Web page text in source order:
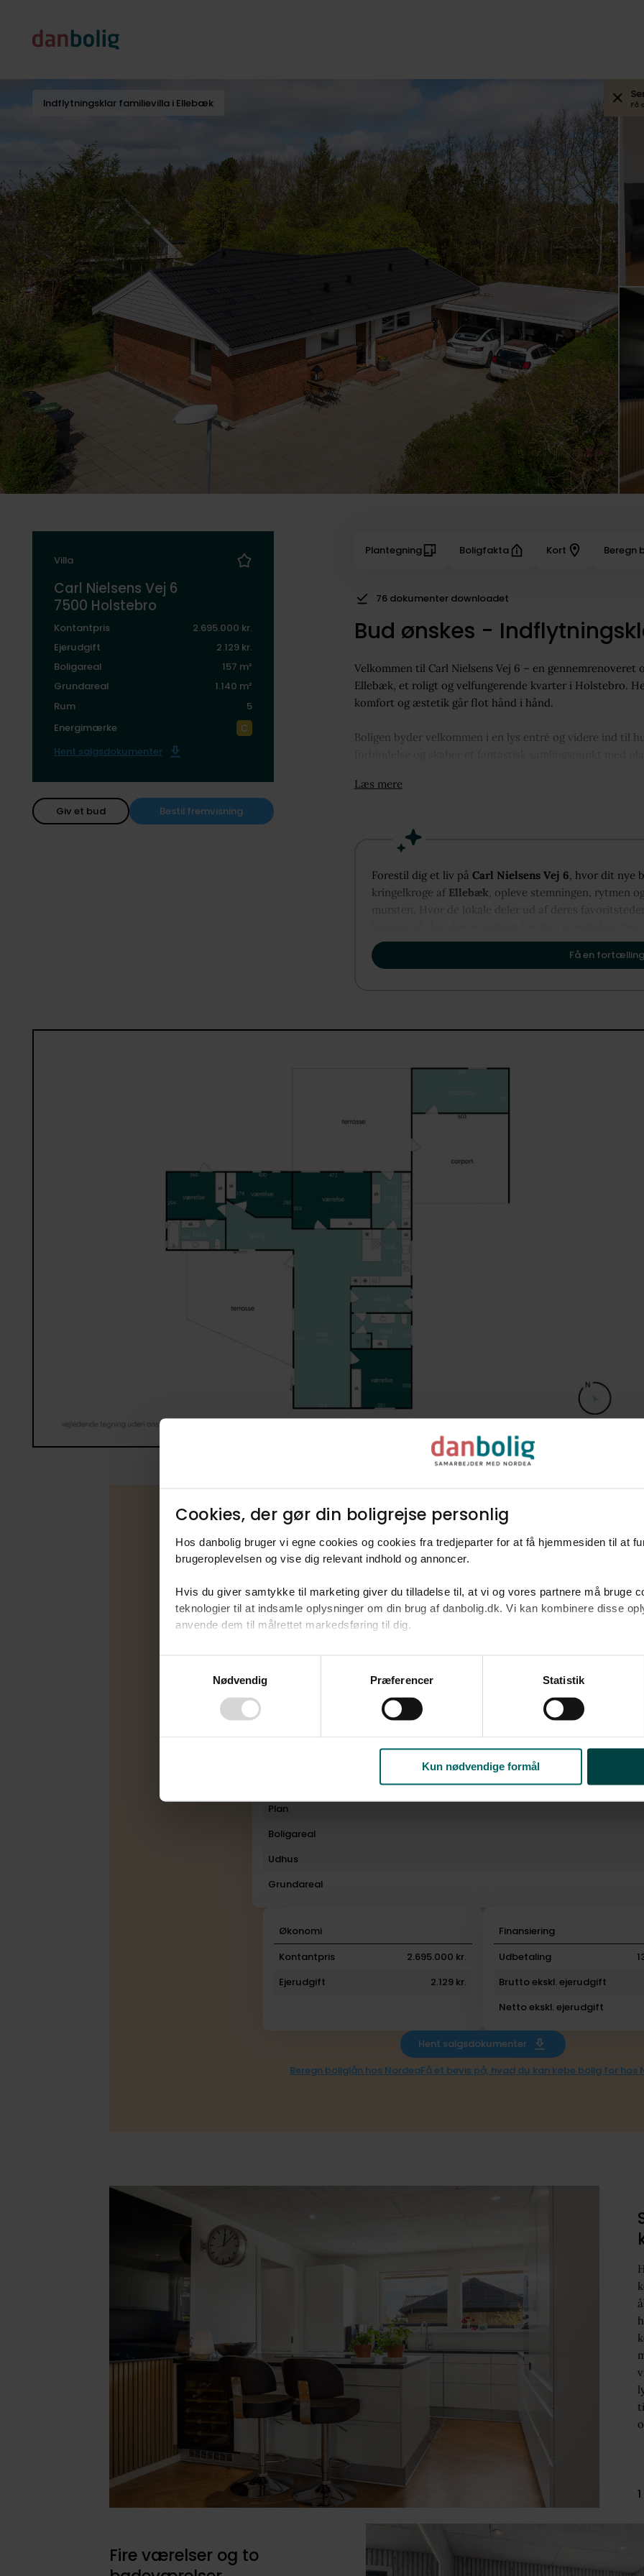
Cookies, der gør din boligrejse personlig​
Hos danbolig bruger vi egne cookies og cookies fra tredjeparter for at få hjemmesiden til at
brugeroplevelsen og vise dig relevant indhold og annoncer.​
Hvis du giver samtykke til marketing giver du tilladelse til, at vi og vores partnere må bruge
teknologier til at indsamle oplysninger om din brug af danbolig.dk. Vi kan kombinere disse
anvende dem til målrettet markedsføring til dig.​
Ved at klikke på ”OK” giver du samtykke til alle formål. Du kan til enhver tid læse mere om
tilbagekalde dit samtykke ved at følge linket til vores
. Oplysninger om
Nødvendig Præferencer Statistik
Kun nødvendige formål
Få
Indflytningsklar familievilla i Ellebæk
Villa
Carl Nielsens Vej 6
7500 Holstebro
Kontantpris
2.695.000 kr.
Ejerudgift
2.129 kr.
Boligareal
157 m²
Grundareal
1.140 m²
Rum
5
Energimærke
Hent salgsdokumenter
Giv et bud Bestil fremvisning
Plantegning Boligfakta Kort Beregn
76 dokumenter downloadet
Bud ønskes -
Velkommen til Carl Nielsens Vej 6 – en
Ellebæk, et roligt og velfungerende kvarter i Holstebro.
komfort og æstetik går flot hånd i hånd.
Boligen byder velkommen i en lys entré og videre ind til
flotte lysindfald og direkte udgang til de store terrasser
Planløsningen er rummelig og fleksibel med fire
fællesrum og private zoner. Herudover får I to
Derudover byder boligen på et praktisk bryggers med
holde og omkranset af beplantning, som skaber en
Læs mere
Forestil dig et liv påCarl Nielsens Vej 6, hvor dit nye
kringelkroge af Ellebæk, opleve stemningen, rytmen
mursten. Hvor de lokale deler ud af deres
vise dig, hvordan Ellebæk kan danne rammen om dit
Få en
Boligfakta
Udbudsform
Energimærke
Varmekilde
Plan
Boligareal
Udhus
Grundareal
Økonomi
Kontantpris
2.695.000 kr.
Ejerudgift
2.129 kr.
Finansiering
Udbetaling
Brutto ekskl. ejerudgift
Netto ekskl. ejerudgift
Hent salgsdokumenter
Beregn boliglån hos NordeaFå et bevis på, hvad du kan købe bolig for hos
Fire værelser og to